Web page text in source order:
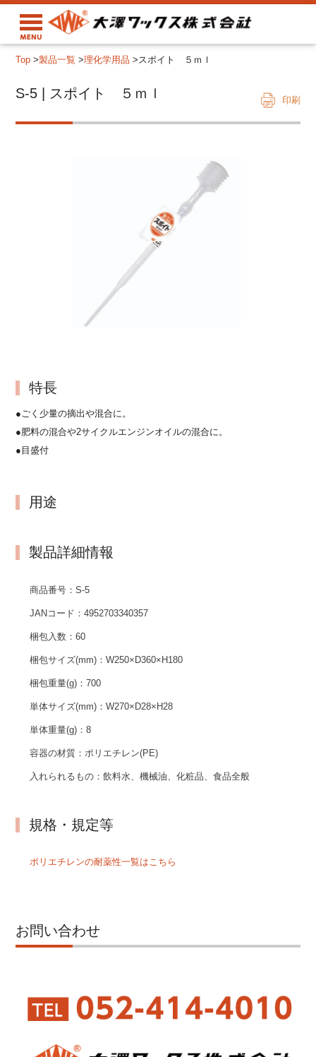
Top >製品一覧 >理化学用品 >スポイト ５ｍｌ
S-5 | スポイト ５ｍｌ 印刷
特長
●ごく少量の摘出や混合に。
●肥料の混合や2サイクルエンジンオイルの混合に。
●目盛付
用途
製品詳細情報
商品番号：S-5
JANコード：4952703340357
梱包入数：60
梱包サイズ(mm)：W250×D360×H180
梱包重量(g)：700
単体サイズ(mm)：W270×D28×H28
単体重量(g)：8
容器の材質：ポリエチレン(PE)
入れられるもの：飲料水、機械油、化粧品、食品全般
規格・規定等
ポリエチレンの耐薬性一覧はこちら
お問い合わせ